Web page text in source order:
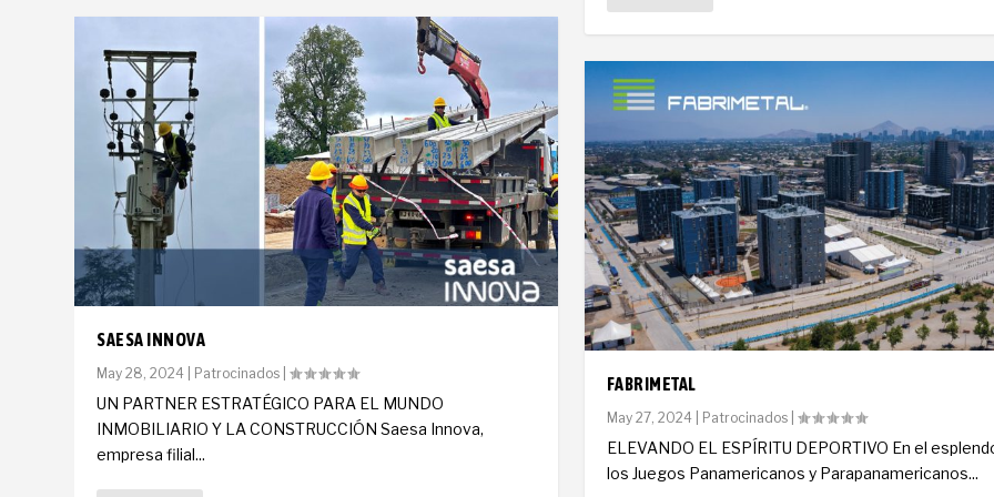
SAESA INNOVA
May 28, 2024 Patrocinados |
UN PARTNER ESTRATÉGICO PARA EL MUNDO
INMOBILIARIO Y LA CONSTRUCCIÓN Saesa Innova,
empresa filial...
FABRIMETAL
May 27, 2024| Patrocinados|
ELEVANDO EL ESPÍRITU DEPORTIVO En el
los Juegos Panamericanos y Parapanamericanos...